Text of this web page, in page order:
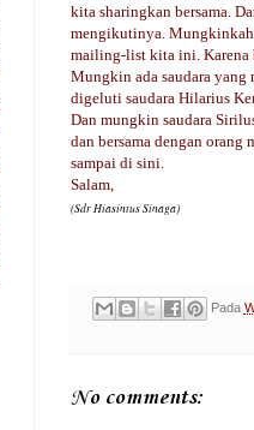
kita sharingkan bersama.
mengikutinya. Mungkinkah
mailing-list kita ini. Karena
Mungkin ada saudara yang
digeluti saudara Hilarius
Dan mungkin saudara
dan bersama dengan
sampai di sini.
Salam,
(Sdr Hiasintus Sinaga)
Pada
No comments: